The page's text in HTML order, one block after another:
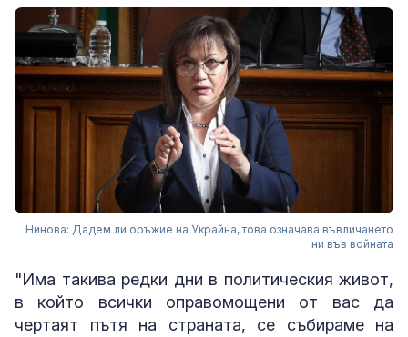
Нинова: Дадем ли оръжие на Украйна, това означава въвличането
ни във войната
"Има такива редки дни в политическия живот,
в който всички оправомощени от вас да
чертаят пътя на страната, се събираме на